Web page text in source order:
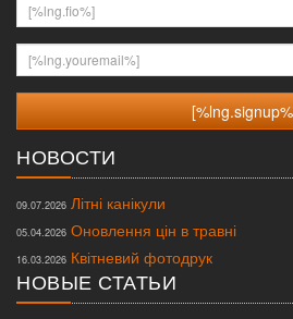
[%lng.youremail%]
НОВОСТИ
09.07.2026 Літні канікули
05.04.2026 Оновлення цін в травні
16.03.2026 Квітневий фотодрук
НОВЫЕ СТАТЬИ